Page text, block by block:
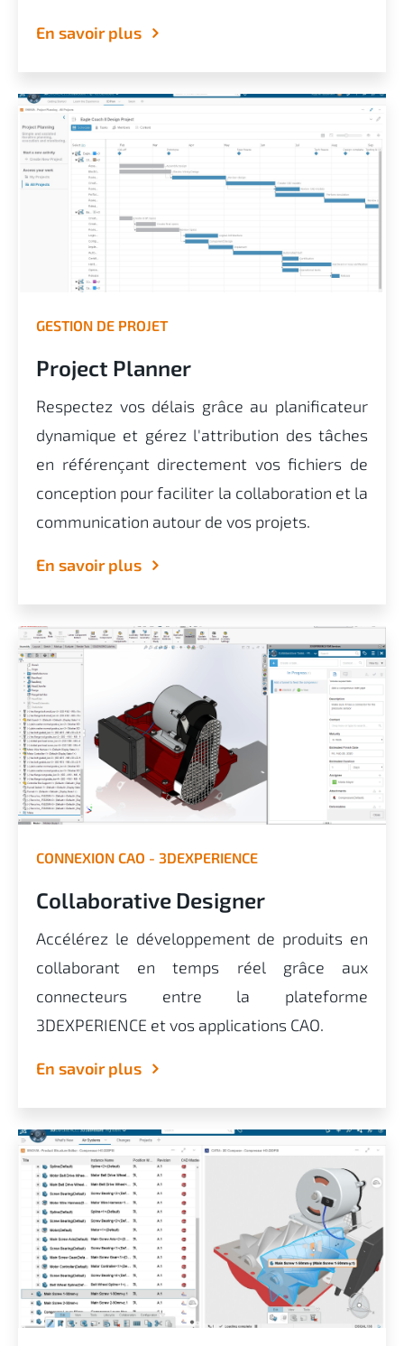
En savoir plus
GESTION DE PROJET
Project Planner
Respectez vos délais grâce au planificateur
dynamique et gérez l'attribution des tâches
en référençant directement vos fichiers de
conception pour faciliter la collaboration et la
communication autour de vos projets.
En savoir plus
CONNEXION CAO - 3DEXPERIENCE
Collaborative Designer
Accélérez le développement de produits en
collaborant en temps réel grâce aux
connecteurs entre la plateforme
3DEXPERIENCE et vos applications CAO.
En savoir plus